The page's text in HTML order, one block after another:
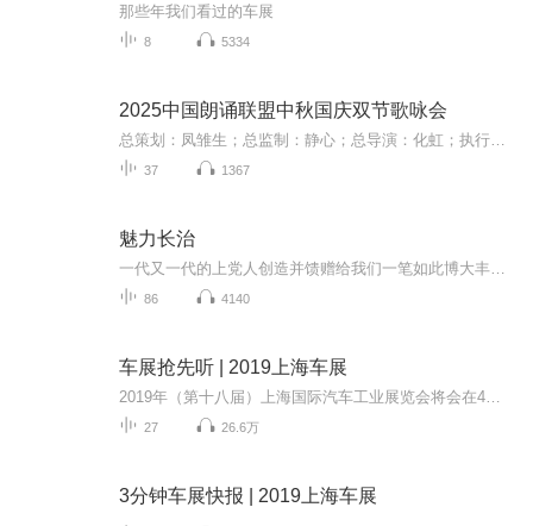
那些年我们看过的车展
8 5334
2025中国朗诵联盟中秋国庆双节歌咏会
37 1367
魅力长治
86 4140
车展抢先听 | 2019上海车展
27 26.6万
3分钟车展快报 | 2019上海车展